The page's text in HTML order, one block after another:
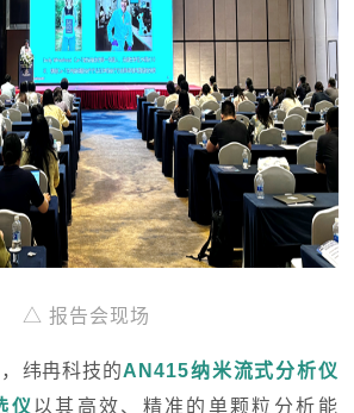
△ 报告会现场
纬冉科技的AN415纳米流式分析仪
仪 以其高效、精准的单颗粒分析能